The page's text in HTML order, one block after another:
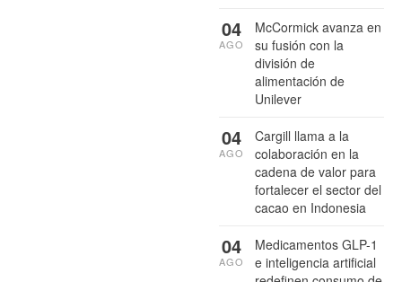
McCormick avanza en
su fusión con la
división de
alimentación de
Unilever
04
AGO
Cargill llama a la
colaboración en la
cadena de valor para
fortalecer el sector del
cacao en Indonesia
04
AGO
Medicamentos GLP-1
e inteligencia artificial
04
AGO